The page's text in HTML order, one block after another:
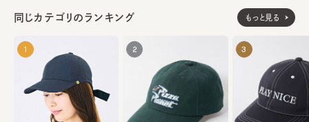
同じカテゴリのランキング もっと見る
1 2 3